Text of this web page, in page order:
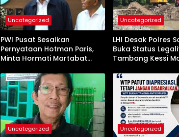
Uncategorized
PWI Pusat Sesalkan
Pernyataan Hotman Paris,
Minta Hormati Martabat
Kemerdekaan Pers
Uncategorized
LHI Desak Polres
Buka Status
Tambang Kessi
Uncategorized Uncategorized